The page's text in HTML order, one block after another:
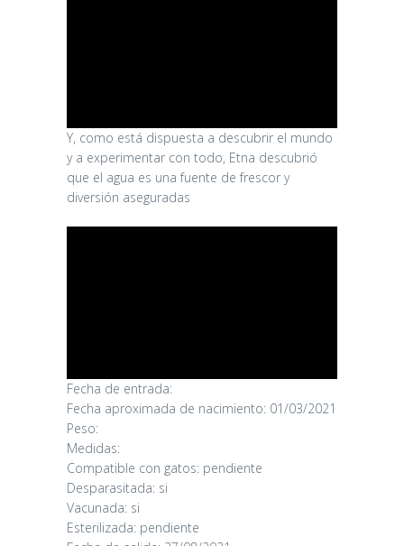
Y, como está dispuesta a descubrir el mundo
y a experimentar con todo, Etna descubrió
que el agua es una fuente de frescor y
diversión aseguradas
Fecha de entrada:
Fecha aproximada de nacimiento: 01/03/2021
Peso:
Medidas:
Compatible con gatos: pendiente
Desparasitada: si
Vacunada: si
Esterilizada: pendiente
CANDY
16/06/2026